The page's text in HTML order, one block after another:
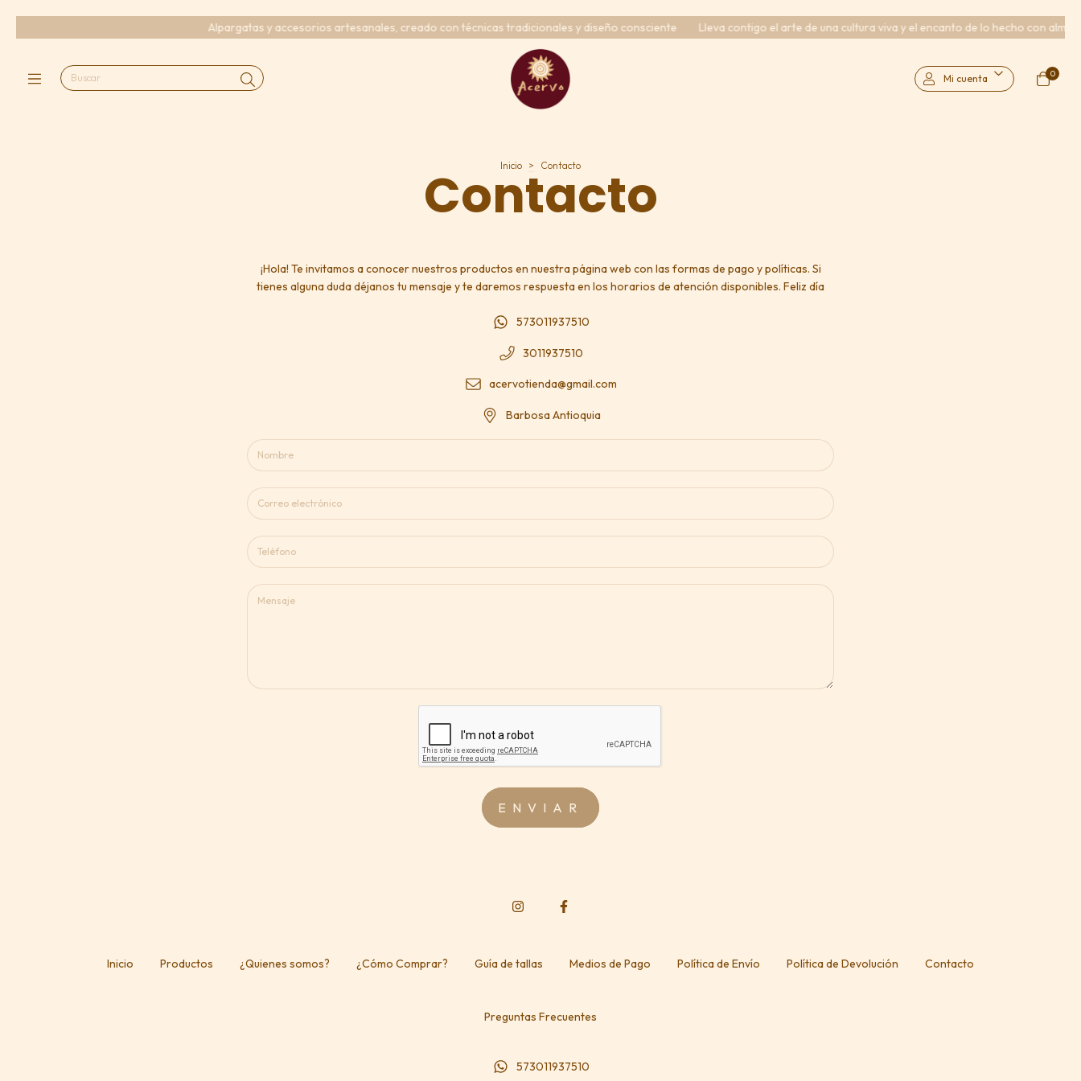
Alpargatas y accesorios artesanales, creado con técnicas tradicionales y diseño consciente Lleva contigo el arte de una cultura viva y el encanto de lo hecho con alma.
Mi cuenta 0
Inicio > Contacto
Contacto
¡Hola! Te invitamos a conocer nuestros productos en nuestra página web con las formas de pago y políticas. Si
tienes alguna duda déjanos tu mensaje y te daremos respuesta en los horarios de atención disponibles. Feliz día
573011937510
3011937510
acervotienda@gmail.com
Barbosa Antioquia
Inicio Productos ¿Quienes somos? ¿Cómo Comprar? Guía de tallas Medios de Pago Política de Envío Política de Devolución Contacto
Preguntas Frecuentes
573011937510